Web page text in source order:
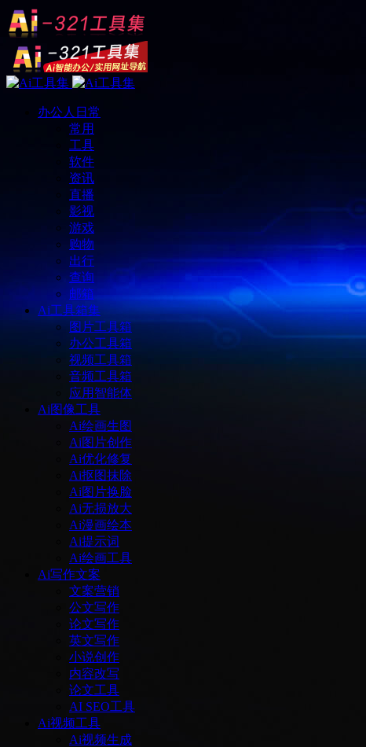
办公人日常
常用
工具
软件
资讯
直播
影视
游戏
购物
出行
查询
邮箱
Ai工具箱集
图片工具箱
办公工具箱
视频工具箱
音频工具箱
应用智能体
Ai图像工具
Ai绘画生图
Ai图片创作
Ai优化修复
Ai抠图抹除
Ai图片换脸
Ai无损放大
Ai漫画绘本
Ai提示词
Ai绘画工具
Ai写作文案
文案营销
公文写作
论文写作
英文写作
小说创作
内容改写
论文工具
AI SEO工具
Ai视频工具
Ai视频生成